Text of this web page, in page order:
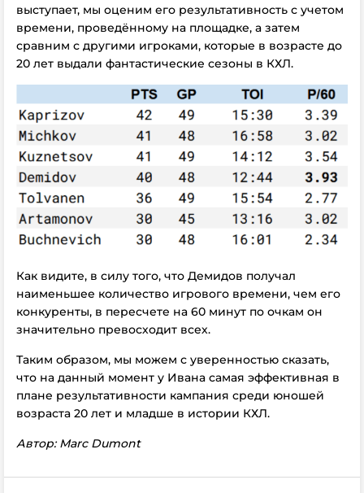
выступает, мы оценим его результативность с учетом
времени, проведённому на площадке, а затем
сравним с другими игроками, которые в возрасте до
20 лет выдали фантастические сезоны в КХЛ.
Как видите, в силу того, что Демидов получал
наименьшее количество игрового времени, чем его
конкуренты, в пересчете на 60 минут по очкам он
значительно превосходит всех.
Таким образом, мы можем с уверенностью сказать,
что на данный момент у Ивана самая эффективная в
плане результативности кампания среди юношей
возраста 20 лет и младше в истории КХЛ.
Автор: Marc Dumont